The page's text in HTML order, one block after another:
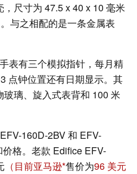
尺寸为 47.5 x 40 x 10 毫米
与之相配的是一条金属表
表有三个模拟指针，每月精
点钟位置还有日期显示。其
璃、旋入式表背和 100 米
160D-2BV 和 EFV-
格。老款 Edifice EFV-
（目前亚马逊 售价为96 美元